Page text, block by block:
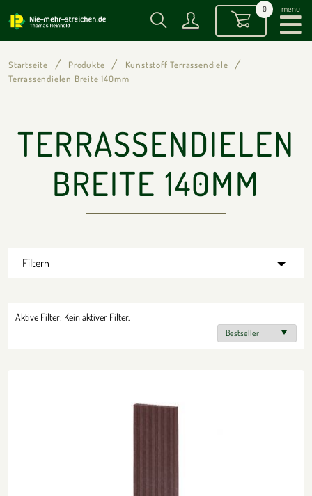
0 menu
Startseite Produkte
Kunststoff Terrassendiele
Terrassendielen Breite 140mm
TERRASSENDIELEN
BREITE 140MM
Filtern
Aktive Filter: Kein aktiver Filter.